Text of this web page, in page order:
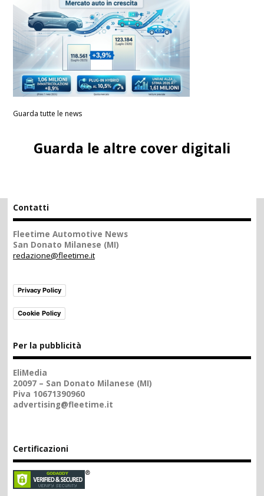
Guarda tutte le news
Guarda le altre cover digitali
Contatti
Fleetime Automotive News
San Donato Milanese (MI)
redazione@fleetime.it
Privacy Policy
Cookie Policy
Per la pubblicità
EliMedia
20097 – San Donato Milanese (MI)
Piva 10671390960
advertising@fleetime.it
Certificazioni